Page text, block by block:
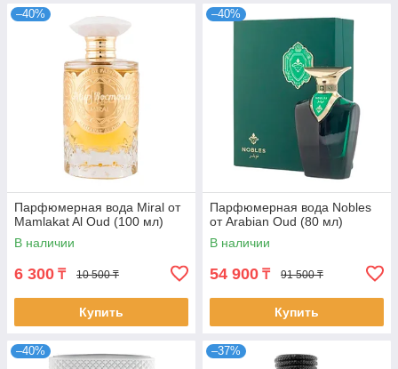
–40%
Парфюмерная вода Miral от
Mamlakat Al Oud (100 мл)
В наличии
6 300 ₸ 10 500 ₸
Купить
–40%
Парфюмерная вода Nobles
от Arabian Oud (80 мл)
В наличии
54 900 ₸ 91 500 ₸
Купить
–40% –37%